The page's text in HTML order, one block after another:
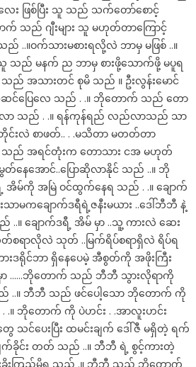
း ဖြစ်ပြီး သူ သည် သက်တော်စောင့်
သည် ဂျီးများ သူ မဟုတ်တာကြောင့်
ည် ..။ဝက်သားမစားရလို့လဲ ဘာမှ မဖြစ် ..။
သည် မနက် ည ဘာမှ စားဖို့သောက်ဖို့ မပူရ
သည် အသားတင် စုမိ သည် ။ ဦးလွန်းမောင်
င်ပြေလေ သည် . .။ ဘိုတောက် သည် တော
စ်လာ သည် . .။ ရန်ကုန်ရည် လည်လာသည် သာ
းလဲ စာဖတ်.. . .မသိတာ မတတ်တာ
ည် အရင်တုံးက တောသား ငအ မဟုတ်
တ်နေအောင်..ပြောဆိုလာနိုင် သည် ..။ ဘို
မ်ကို အမြဲ ဝင်ထွက်နေရ သည် . .။ ချောက်
းသာမကချောက်ဒရီရဲ့ဇနီးမယား ..ဒေါ်ဘီဘီ နဲ့
ချောက်ဒရီ့ အိမ် မှာ ..သူ့ ကားလဲ ဆေး
စရာလိုလဲ သုတ် ..မြက်ရိပ်စရာရှိလဲ ရိပ်ရ
ဒရိုင်ဘာ ရှိနေပေမဲ့ အီစွတ်ကို အဖိုးကြီး
းမှာ ……ဘိုတောက် သည် ဘီဘီ သွားလိုရာကို
ည် ..။ ဘီဘီ သည် ဖင်ပေါ့သော ဘိုတောက် ကို
.။ ဘိုတောက် ကို ပဲဟင်း . .အာလူးဟင်း
သင်ပေးပြီး ထမင်းချက် ဒေါ်ဇီ မရှိတဲ့ ရက်
ခိုင်း တတ် သည် ..။ ဘီဘီ ရဲ့ စွင့်ကားတဲ့
းကြည့်မိရ သည် .။ ဘီဘီ သည် ဘိုတောက်